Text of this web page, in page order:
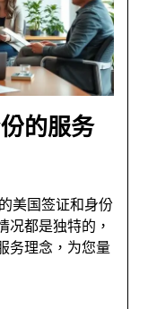
的服务
美国签证和身份
况都是独特的，
务理念，为您量